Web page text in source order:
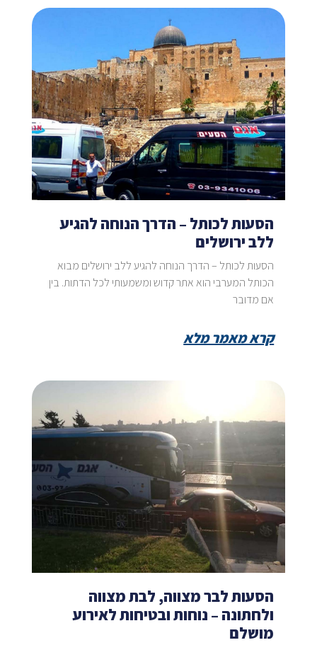
הסעות לכותל – הדרך הנוחה להגיע
ללב ירושלים
הסעות לכותל – הדרך הנוחה להגיע ללב ירושלים מבוא
הכותל המערבי הוא אתר קדוש ומשמעותי לכל הדתות. בין
אם מדובר
קרא מאמר מלא
הסעות לבר מצווה, לבת מצווה
ולחתונה – נוחות ובטיחות לאירוע
מושלם